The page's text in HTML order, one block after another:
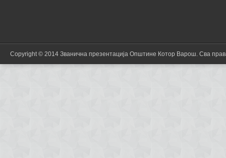
Copyright © 2014 Званична презентација Општине Котор Варош. Сва